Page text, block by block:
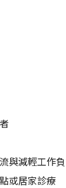
與減輕工作
或居家診療